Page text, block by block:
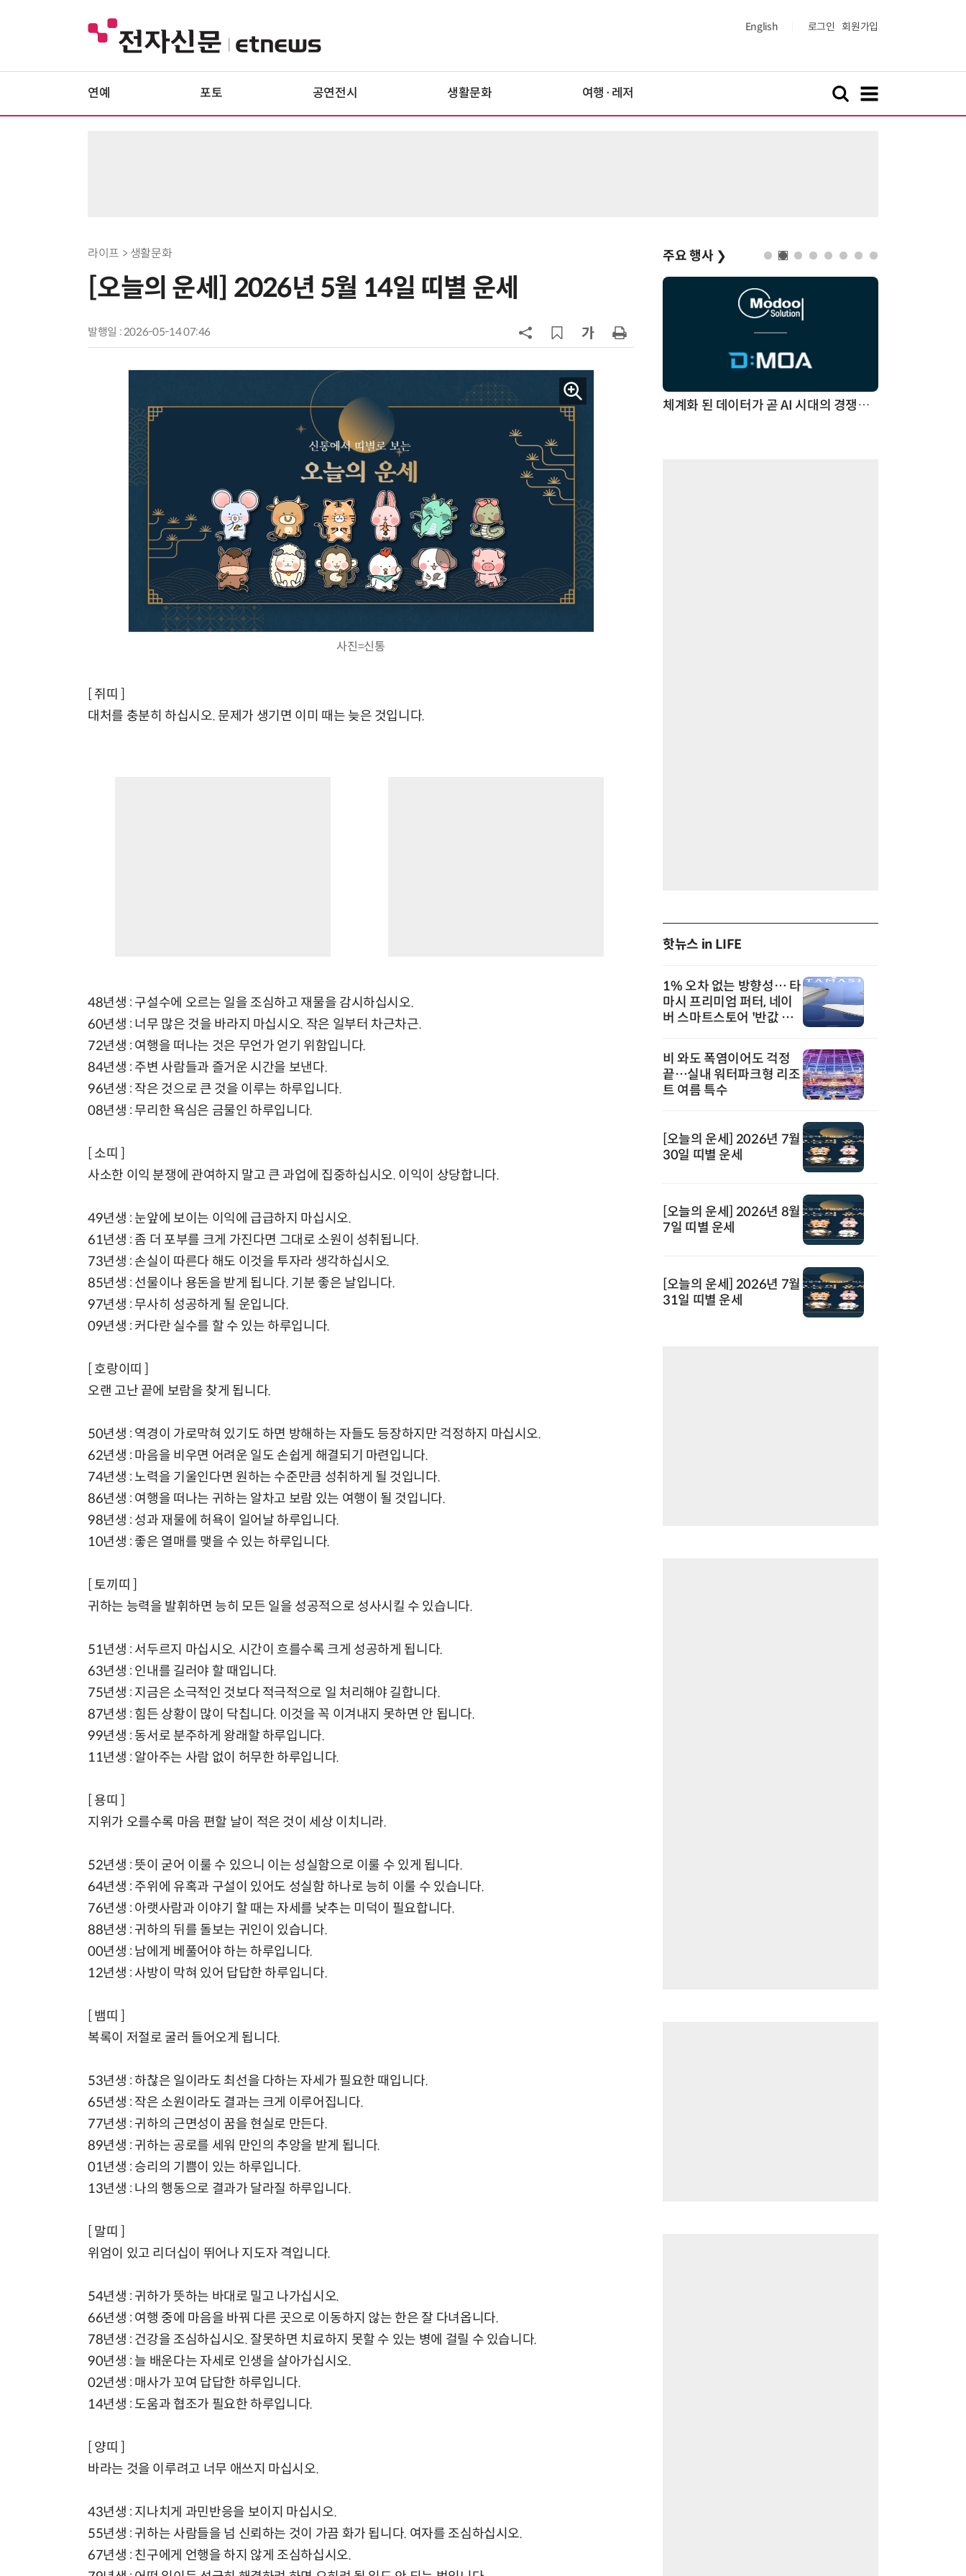
English 로그인 회원가입
연예 포토 공연전시 생활문화 여행·레저
라이프 > 생활문화
[오늘의 운세] 2026년 5월 14일 띠별 운세
발행일 : 2026-05-14 07:46
사진=신통
[ 쥐띠 ]
대처를 충분히 하십시오. 문제가 생기면 이미 때는 늦은 것입니다.
48년생 : 구설수에 오르는 일을 조심하고 재물을 감시하십시오.
60년생 : 너무 많은 것을 바라지 마십시오. 작은 일부터 차근차근.
72년생 : 여행을 떠나는 것은 무언가 얻기 위함입니다.
84년생 : 주변 사람들과 즐거운 시간을 보낸다.
96년생 : 작은 것으로 큰 것을 이루는 하루입니다.
08년생 : 무리한 욕심은 금물인 하루입니다.
[ 소띠 ]
사소한 이익 분쟁에 관여하지 말고 큰 과업에 집중하십시오. 이익이 상당합니다.
49년생 : 눈앞에 보이는 이익에 급급하지 마십시오.
61년생 : 좀 더 포부를 크게 가진다면 그대로 소원이 성취됩니다.
73년생 : 손실이 따른다 해도 이것을 투자라 생각하십시오.
85년생 : 선물이나 용돈을 받게 됩니다. 기분 좋은 날입니다.
97년생 : 무사히 성공하게 될 운입니다.
09년생 : 커다란 실수를 할 수 있는 하루입니다.
[ 호랑이띠 ]
오랜 고난 끝에 보람을 찾게 됩니다.
50년생 : 역경이 가로막혀 있기도 하면 방해하는 자들도 등장하지만 걱정하지 마십시오.
62년생 : 마음을 비우면 어려운 일도 손쉽게 해결되기 마련입니다.
74년생 : 노력을 기울인다면 원하는 수준만큼 성취하게 될 것입니다.
86년생 : 여행을 떠나는 귀하는 알차고 보람 있는 여행이 될 것입니다.
98년생 : 성과 재물에 허욕이 일어날 하루입니다.
10년생 : 좋은 열매를 맺을 수 있는 하루입니다.
[ 토끼띠 ]
귀하는 능력을 발휘하면 능히 모든 일을 성공적으로 성사시킬 수 있습니다.
51년생 : 서두르지 마십시오. 시간이 흐를수록 크게 성공하게 됩니다.
63년생 : 인내를 길러야 할 때입니다.
75년생 : 지금은 소극적인 것보다 적극적으로 일 처리해야 길합니다.
87년생 : 힘든 상황이 많이 닥칩니다. 이것을 꼭 이겨내지 못하면 안 됩니다.
99년생 : 동서로 분주하게 왕래할 하루입니다.
11년생 : 알아주는 사람 없이 허무한 하루입니다.
[ 용띠 ]
지위가 오를수록 마음 편할 날이 적은 것이 세상 이치니라.
52년생 : 뜻이 굳어 이룰 수 있으니 이는 성실함으로 이룰 수 있게 됩니다.
64년생 : 주위에 유혹과 구설이 있어도 성실함 하나로 능히 이룰 수 있습니다.
76년생 : 아랫사람과 이야기 할 때는 자세를 낮추는 미덕이 필요합니다.
88년생 : 귀하의 뒤를 돌보는 귀인이 있습니다.
00년생 : 남에게 베풀어야 하는 하루입니다.
12년생 : 사방이 막혀 있어 답답한 하루입니다.
[ 뱀띠 ]
복록이 저절로 굴러 들어오게 됩니다.
53년생 : 하찮은 일이라도 최선을 다하는 자세가 필요한 때입니다.
65년생 : 작은 소원이라도 결과는 크게 이루어집니다.
77년생 : 귀하의 근면성이 꿈을 현실로 만든다.
89년생 : 귀하는 공로를 세워 만인의 추앙을 받게 됩니다.
01년생 : 승리의 기쁨이 있는 하루입니다.
13년생 : 나의 행동으로 결과가 달라질 하루입니다.
[ 말띠 ]
위엄이 있고 리더십이 뛰어나 지도자 격입니다.
54년생 : 귀하가 뜻하는 바대로 밀고 나가십시오.
66년생 : 여행 중에 마음을 바꿔 다른 곳으로 이동하지 않는 한은 잘 다녀옵니다.
78년생 : 건강을 조심하십시오. 잘못하면 치료하지 못할 수 있는 병에 걸릴 수 있습니다.
90년생 : 늘 배운다는 자세로 인생을 살아가십시오.
02년생 : 매사가 꼬여 답답한 하루입니다.
14년생 : 도움과 협조가 필요한 하루입니다.
[ 양띠 ]
바라는 것을 이루려고 너무 애쓰지 마십시오.
43년생 : 지나치게 과민반응을 보이지 마십시오.
55년생 : 귀하는 사람들을 넘 신뢰하는 것이 가끔 화가 됩니다. 여자를 조심하십시오.
67년생 : 친구에게 언행을 하지 않게 조심하십시오.
주요 행사 ❯
AI Native Enterprise를 지원하는 AI Ready Data 플랫폼 활용 전략 체계화 된 데이터가 곧 AI 시대의 경쟁력이다
핫뉴스 in LIFE
1% 오차 없는 방향성… 타
마시 프리미엄 퍼터, 네이
버 스마트스토어 '반값 할
비 와도 폭염이어도 걱정
끝…실내 워터파크형 리조
트 여름 특수
[오늘의 운세] 2026년 7월
30일 띠별 운세
[오늘의 운세] 2026년 8월
7일 띠별 운세
[오늘의 운세] 2026년 7월
31일 띠별 운세